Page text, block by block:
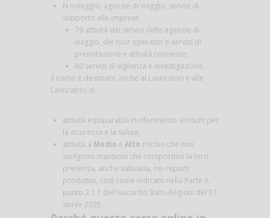
N noleggio, agenzie di viaggio, servizi di
supporto alle imprese
79 attività dei servizi delle agenzie di
viaggio, dei tour operator e servizi di
prenotazione e attività connesse;
80 servizi di vigilanza e investigazione.
Il corso è destinato anche ai Lavoratori e alle
Lavoratrici di:
attività equiparabili in riferimento ai rischi per
la sicurezza e la salute;
attività a Medio e Alto rischio che non
svolgono mansioni che comportino la loro
presenza, anche saltuaria, nei reparti
produttivi, così come indicato nella Parte II,
punto 2.1.1 dell'Accordo Stato-Regioni del 17
aprile 2025.